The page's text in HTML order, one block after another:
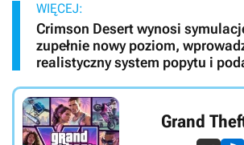
WIĘCEJ:
Crimson Desert wynosi
zupełnie nowy poziom,
realistyczny system popytu i
Grand